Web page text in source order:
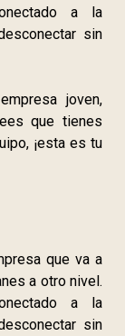
a la
sin
joven,
que tienes
¡esta es tu
que va a
a otro nivel.
a la
sin